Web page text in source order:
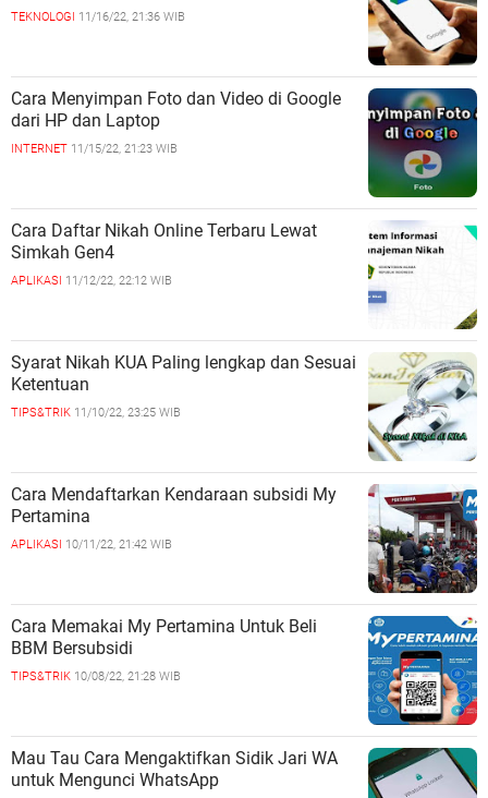
TEKNOLOGI 11/16/22, 21:36 WIB
Cara Menyimpan Foto dan Video di Google
dari HP dan Laptop
INTERNET 11/15/22, 21:23 WIB
Cara Daftar Nikah Online Terbaru Lewat
Simkah Gen4
APLIKASI 11/12/22, 22:12 WIB
Syarat Nikah KUA Paling lengkap dan Sesuai
Ketentuan
TIPS&TRIK 11/10/22, 23:25 WIB
Cara Mendaftarkan Kendaraan subsidi My
Pertamina
APLIKASI 10/11/22, 21:42 WIB
Cara Memakai My Pertamina Untuk Beli
BBM Bersubsidi
TIPS&TRIK 10/08/22, 21:28 WIB
Mau Tau Cara Mengaktifkan Sidik Jari WA
untuk Mengunci WhatsApp